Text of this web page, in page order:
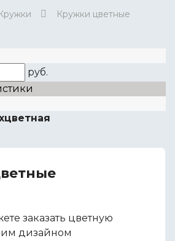
Кружки цветные
руб.
заказать цветную
дизайном